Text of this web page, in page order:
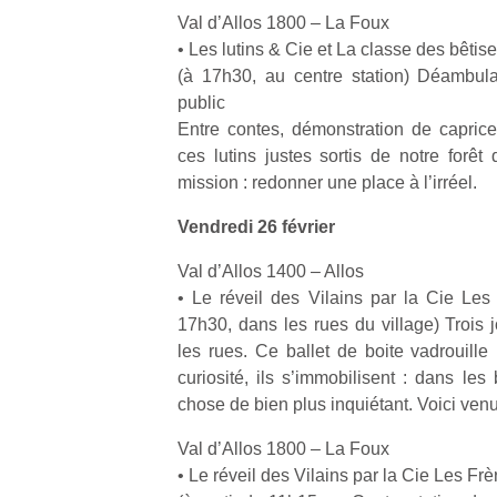
Val d’Allos 1800 – La Foux
• Les lutins & Cie et La classe des
(à 17h30, au centre station)
public
Entre contes, démonstration de
ces lutins justes sortis de notre forêt
mission : redonner une place à l’irréel.
Vendredi 26 février
Val d’Allos 1400 – Allos
• Le réveil des Vilains par la Cie Les
17h30, dans les rues du village) Trois
les rues. Ce ballet de boite
curiosité, ils s’immobilisent : dans les
chose de bien plus inquiétant. Voici
Val d’Allos 1800 – La Foux
• Le réveil des Vilains par la Cie Les